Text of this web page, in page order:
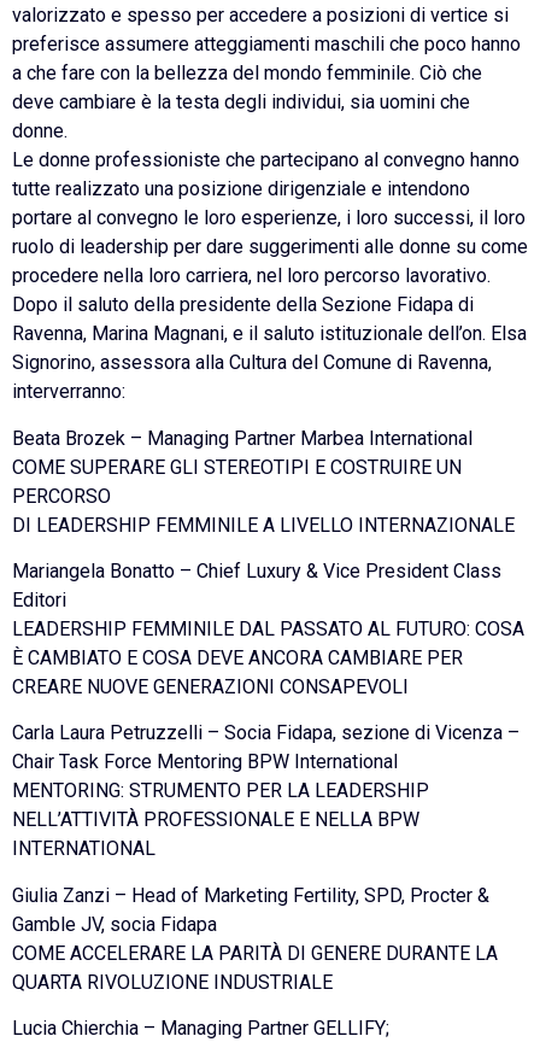
valorizzato e spesso per accedere a posizioni di vertice si
preferisce assumere atteggiamenti maschili che poco hanno
a che fare con la bellezza del mondo femminile. Ciò che
deve cambiare è la testa degli individui, sia uomini che
donne.
Le donne professioniste che partecipano al convegno hanno
tutte realizzato una posizione dirigenziale e intendono
portare al convegno le loro esperienze, i loro successi, il loro
ruolo di leadership per dare suggerimenti alle donne su come
procedere nella loro carriera, nel loro percorso lavorativo.
Dopo il saluto della presidente della Sezione Fidapa di
Ravenna, Marina Magnani, e il saluto istituzionale dell’on. Elsa
Signorino, assessora alla Cultura del Comune di Ravenna,
interverranno:
Beata Brozek – Managing Partner Marbea International
COME SUPERARE GLI STEREOTIPI E COSTRUIRE UN
PERCORSO
DI LEADERSHIP FEMMINILE A LIVELLO INTERNAZIONALE
Mariangela Bonatto – Chief Luxury & Vice President Class
Editori
LEADERSHIP FEMMINILE DAL PASSATO AL FUTURO: COSA
È CAMBIATO E COSA DEVE ANCORA CAMBIARE PER
CREARE NUOVE GENERAZIONI CONSAPEVOLI
Carla Laura Petruzzelli – Socia Fidapa, sezione di Vicenza –
Chair Task Force Mentoring BPW International
MENTORING: STRUMENTO PER LA LEADERSHIP
NELL’ATTIVITÀ PROFESSIONALE E NELLA BPW
INTERNATIONAL
Giulia Zanzi – Head of Marketing Fertility, SPD, Procter &
Gamble JV, socia Fidapa
COME ACCELERARE LA PARITÀ DI GENERE DURANTE LA
QUARTA RIVOLUZIONE INDUSTRIALE
Lucia Chierchia – Managing Partner GELLIFY;